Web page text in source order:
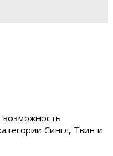
возможность
Сингл, Твин и